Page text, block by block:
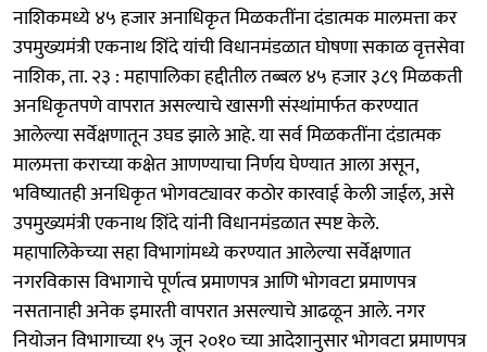
नाशिकमध्ये ४५ हजार अनाधिकृत मिळकतींना दंडात्मक मालमत्ता कर
उपमुख्यमंत्री एकनाथ शिंदे यांची विधानमंडळात घोषणा सकाळ वृत्तसेवा
नाशिक, ता. २३ : महापालिका हद्दीतील तब्बल ४५ हजार ३८९ मिळकती
अनधिकृतपणे वापरात असल्याचे खासगी संस्थांमार्फत करण्यात
आलेल्या सर्वेक्षणातून उघड झाले आहे. या सर्व मिळकतींना दंडात्मक
मालमत्ता कराच्या कक्षेत आणण्याचा निर्णय घेण्यात आला असून,
भविष्यातही अनधिकृत भोगवट्यावर कठोर कारवाई केली जाईल, असे
उपमुख्यमंत्री एकनाथ शिंदे यांनी विधानमंडळात स्पष्ट केले.
महापालिकेच्या सहा विभागांमध्ये करण्यात आलेल्या सर्वेक्षणात
नगरविकास विभागाचे पूर्णत्व प्रमाणपत्र आणि भोगवटा प्रमाणपत्र
नसतानाही अनेक इमारती वापरात असल्याचे आढळून आले. नगर
नियोजन विभागाच्या १५ जून २०१० च्या आदेशानुसार भोगवटा प्रमाणपत्र